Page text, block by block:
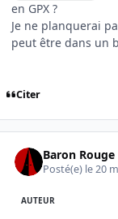
en GPX ?
Je ne planquerai
peut être dans un
Citer
Baron Rouge
Posté(e) le 20
AUTEUR